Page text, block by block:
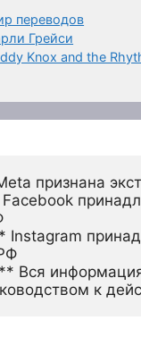
переводов
Грейси
Knox and the
признана
Instagram
Вся
к